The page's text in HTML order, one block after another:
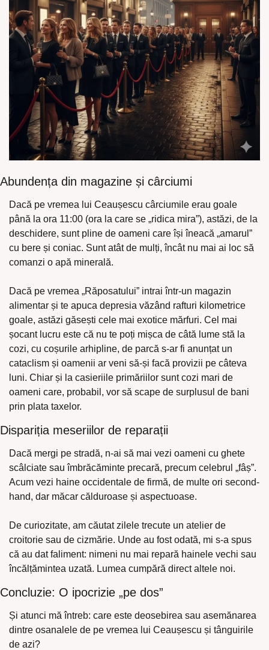
Abundența din magazine și cârciumi
Dacă pe vremea lui Ceaușescu cârciumile erau goale
până la ora 11:00 (ora la care se „ridica mira”), astăzi, de la
deschidere, sunt pline de oameni care își îneacă „amarul”
cu bere și coniac. Sunt atât de mulți, încât nu mai ai loc să
comanzi o apă minerală.
Dacă pe vremea „Răposatului” intrai într-un magazin
alimentar și te apuca depresia văzând rafturi kilometrice
goale, astăzi găsești cele mai exotice mărfuri. Cel mai
șocant lucru este că nu te poți mișca de câtă lume stă la
cozi, cu coșurile arhipline, de parcă s-ar fi anunțat un
cataclism și oamenii ar veni să-și facă provizii pe câteva
luni. Chiar și la casieriile primăriilor sunt cozi mari de
oameni care, probabil, vor să scape de surplusul de bani
prin plata taxelor.
Dispariția meseriilor de reparații
Dacă mergi pe stradă, n-ai să mai vezi oameni cu ghete
scâlciate sau îmbrăcăminte precară, precum celebrul „fâș”.
Acum vezi haine occidentale de firmă, de multe ori second-
hand, dar măcar călduroase și aspectuoase.
De curiozitate, am căutat zilele trecute un atelier de
croitorie sau de cizmărie. Unde au fost odată, mi s-a spus
că au dat faliment: nimeni nu mai repară hainele vechi sau
încălțămintea uzată. Lumea cumpără direct altele noi.
Concluzie: O ipocrizie „pe dos”
Și atunci mă întreb: care este deosebirea sau asemănarea
dintre osanalele de pe vremea lui Ceaușescu și tânguirile
de azi?